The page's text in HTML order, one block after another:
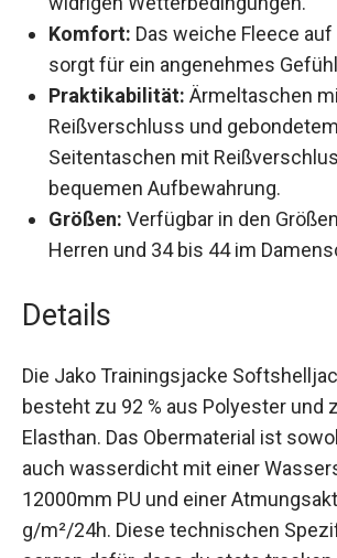
und wasserabweisend, schützt
widrigen Wetterbedingungen.
Komfort: Das weiche Fleece auf
Innenseite sorgt für ein
auf der Haut.
Praktikabilität:Ärmeltaschen
Reißverschluss und gebondetem
Seitentaschen mit
bequemen Aufbewahrung.
Herren und 34 bis 44 im
Details
Die Jako Trainingsjacke
besteht zu 92 % aus Polyester und
Elasthan. Das Obermaterial ist
auch wasserdicht mit einer